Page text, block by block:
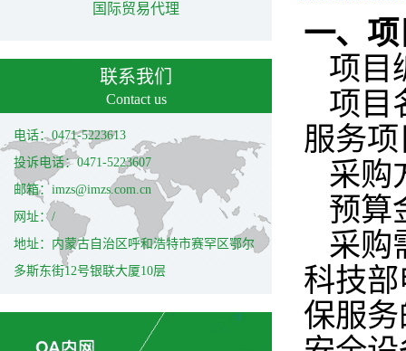
国际贸易代理
联系我们
Contact us
电话：0471-5223613
投诉电话：0471-5223607
邮箱：imzs@imzs.com.cn
网址：/
地址：内蒙古自治区呼和浩特市赛罕区鄂尔
多斯东街12号银联大厦10层
一、
项目
项目
服务
采购
预算
采购
科技
保服